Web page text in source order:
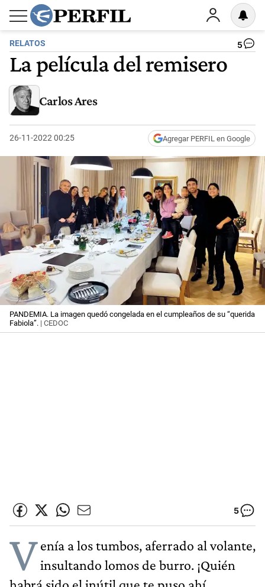
RELATOS 5
La película del remisero
Carlos Ares
26-11-2022 00:25 Agregar PERFIL en Google
PANDEMIA. La imagen quedó congelada en el cumpleaños de su “querida
Fabiola”. | CEDOC
5
Venía a los tumbos, aferrado al volante,
insultando lomos de burro. ¡Quién